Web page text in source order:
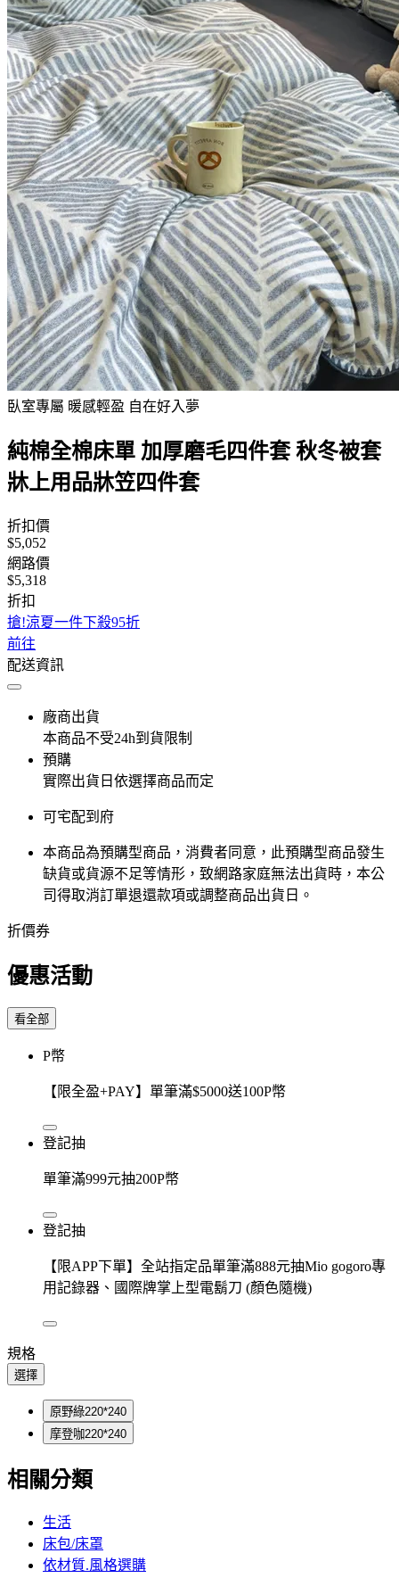
臥室專屬 暖感輕盈 自在好入夢
純棉全棉床單 加厚磨毛四件套 秋冬被套
牀上用品牀笠四件套
折扣價
$5,052
網路價
$5,318
折扣
搶!涼夏一件下殺95折
前往
配送資訊
廠商出貨
本商品不受24h到貨限制
預購
實際出貨日依選擇商品而定
可宅配到府
本商品為預購型商品，消費者同意，此預購型商品發生
缺貨或貨源不足等情形，​致網路家庭無法出貨時，本公
司得取消訂單退還款項或調整商品出貨日。
折價券
優惠活動
看全部
P幣
【限全盈+PAY】單筆滿$5000送100P幣
登記抽
單筆滿999元抽200P幣
登記抽
【限APP下單】全站指定品單筆滿888元抽Mio gogoro專
用記錄器、國際牌掌上型電鬍刀 (顏色隨機)
規格
選擇
原野綠220*240
摩登咖220*240
相關分類
生活
床包/床罩
依材質.風格選購